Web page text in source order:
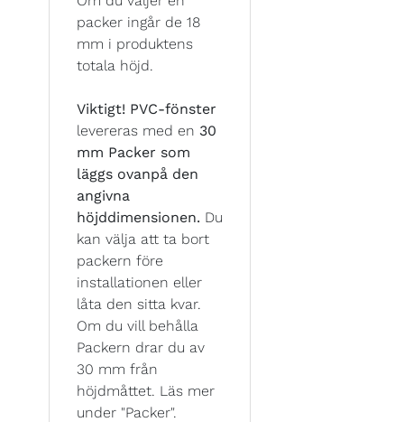
packer ingår de 18
mm i produktens
totala höjd.
Viktigt! PVC-fönster
levereras med en 30
mm Packer som
läggs ovanpå den
angivna
höjddimensionen. Du
kan välja att ta bort
packern före
installationen eller
låta den sitta kvar.
Om du vill behålla
Packern drar du av
30 mm från
höjdmåttet. Läs mer
under "Packer".